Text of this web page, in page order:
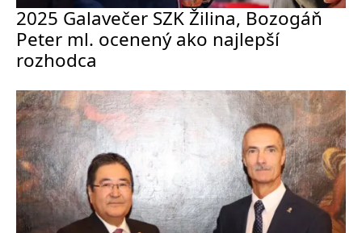
2025 Galavečer SZK Žilina, Bozogáň
Peter ml. ocenený ako najlepší
rozhodca